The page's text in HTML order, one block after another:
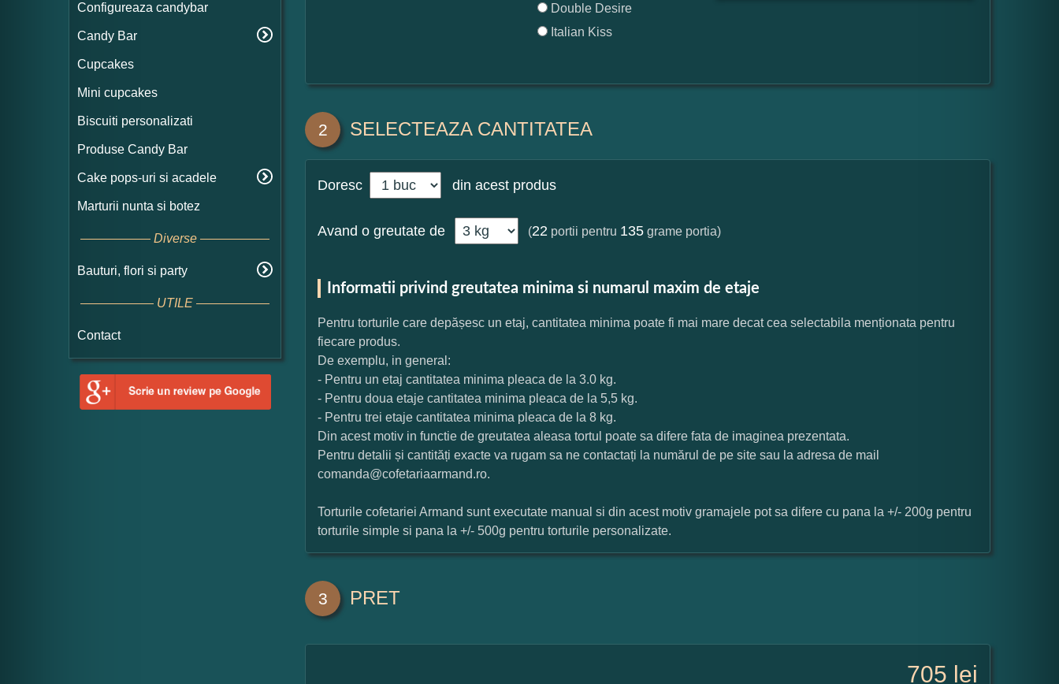
Configureaza candybar
Candy Bar
Cupcakes
Mini cupcakes
Biscuiti personalizati
Produse Candy Bar
Cake pops-uri si acadele
Marturii nunta si botez
Diverse
Bauturi, flori si party
UTILE
Contact
Double Desire
Italian Kiss
2 SELECTEAZA CANTITATEA
Doresc din acest produs
Avand o greutate de (22 portii pentru 135 grame portia)
Informatii privind greutatea minima si numarul maxim de etaje
Pentru torturile care depășesc un etaj, cantitatea minima poate fi mai mare decat cea selectabila menționata pentru
fiecare produs.
De exemplu, in general:
- Pentru un etaj cantitatea minima pleaca de la 3.0 kg.
- Pentru doua etaje cantitatea minima pleaca de la 5,5 kg.
- Pentru trei etaje cantitatea minima pleaca de la 8 kg.
Din acest motiv in functie de greutatea aleasa tortul poate sa difere fata de imaginea prezentata.
Pentru detalii și cantități exacte va rugam sa ne contactați la numărul de pe site sau la adresa de mail
comanda@cofetariaarmand.ro.
Torturile cofetariei Armand sunt executate manual si din acest motiv gramajele pot sa difere cu pana la +/- 200g pentru
torturile simple si pana la +/- 500g pentru torturile personalizate.
3 PRET
705 lei